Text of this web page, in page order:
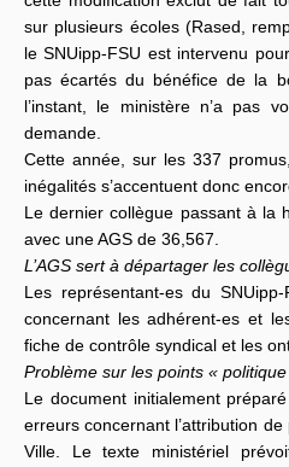
sur plusieurs écoles (Rased,
le SNUipp-FSU est intervenu
pas écartés du bénéfice de la
l’instant, le ministère n’a pas
demande.
Cette année, sur les 337
inégalités s’accentuent donc
Le dernier collègue passant à la
avec une AGS de 36,567.
L’AGS sert à départager les
Les représentant-es du
concernant les adhérent-es et
fiche de contrôle syndical et les
Problème sur les points « politique
Le document initialement
erreurs concernant l’attribution
Ville. Le texte ministériel